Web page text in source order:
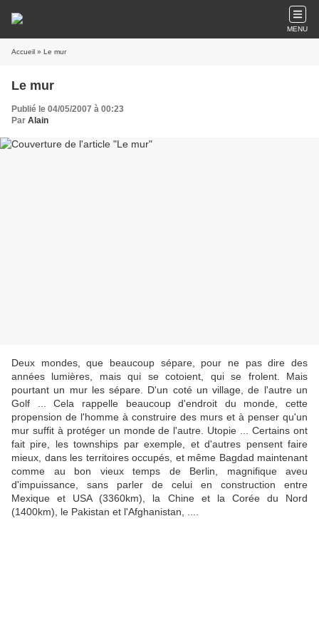
MENU
Accueil » Le mur
Le mur
Publié le 04/05/2007 à 00:23
Par Alain
Deux mondes, que beaucoup sépare, pour ne pas dire des
années lumières, mais qui se cotoient, qui se frolent. Mais
pourtant un mur les sépare. D'un coté un village, de l'autre un
Golf ... Cela rappelle beaucoup d'endroit du monde, cette
propension de l'homme à construire des murs et à penser qu'un
mur suffit à protéger un monde de l'autre. Utopie ... Certains ont
fait pire, les townships par exemple, et d'autres pensent faire
mieux, dans les territoires occupés, et même Bagdad maintenant
comme au bon vieux temps de Berlin, magnifique aveu
d'impuissance, sans parler de celui en construction entre
Mexique et USA (3360km), la Chine et la Corée du Nord
(1400km), le Pakistan et l'Afghanistan, ....